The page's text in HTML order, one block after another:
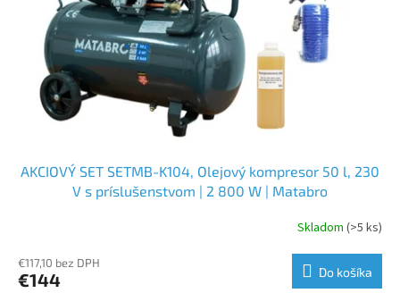
AKCIOVÝ SET SETMB-K104, Olejový kompresor 50 l, 230
V s príslušenstvom | 2 800 W | Matabro
Skladom (>5 ks)
€117,10 bez DPH
€144 Do košíka